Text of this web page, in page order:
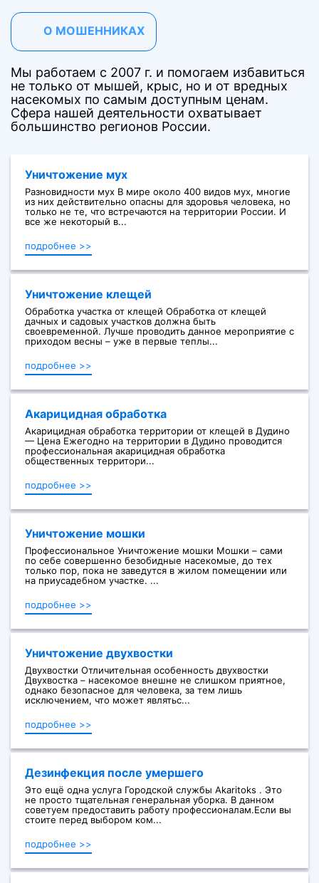
О МОШЕННИКАХ
Мы работаем с 2007 г. и помогаем избавиться
не только от мышей, крыс, но и от вредных
насекомых по самым доступным ценам.
Сфера нашей деятельности охватывает
большинство регионов России.
Уничтожение мух
Разновидности мух В мире около 400 видов мух, многие
из них действительно опасны для здоровья человека, но
только не те, что встречаются на территории России. И
все же некоторый в...
подробнее >>
Уничтожение клещей
Обработка участка от клещей Обработка от клещей
дачных и садовых участков должна быть
своевременной. Лучше проводить данное мероприятие с
приходом весны – уже в первые теплы...
подробнее >>
Акарицидная обработка
Акарицидная обработка территории от клещей в Дудино
— Цена Ежегодно на территории в Дудино проводится
профессиональная акарицидная обработка
общественных территори...
подробнее >>
Уничтожение мошки
Профессиональное Уничтожение мошки Мошки – сами
по себе совершенно безобидные насекомые, до тех
только пор, пока не заведутся в жилом помещении или
на приусадебном участке. ...
подробнее >>
Уничтожение двухвостки
Двухвостки Отличительная особенность двухвостки
Двухвостка – насекомое внешне не слишком приятное,
однако безопасное для человека, за тем лишь
исключением, что может являтьс...
подробнее >>
Дезинфекция после умершего
Это ещё одна услуга Городской службы Akaritoks . Это
не просто тщательная генеральная уборка. В данном
советуем предоставить работу профессионалам.Если вы
стоите перед выбором ком...
подробнее >>